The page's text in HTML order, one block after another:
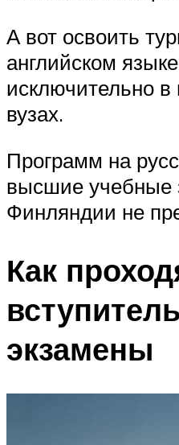
А вот освоить
английском
исключительно в
вузах.
Программ на
высшие учебные
Финляндии не
Как
экзамены